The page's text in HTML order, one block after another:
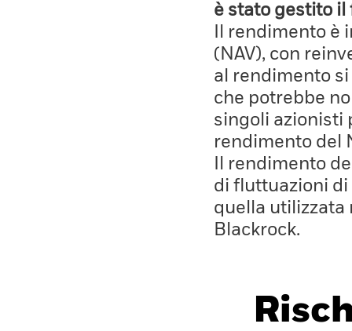
è stato gestito il
Il rendimento è
(NAV), con
al rendimento si
che potrebbe
singoli azionisti
rendimento del
Il rendimento
di fluttuazioni di
quella utilizzata
Blackrock.